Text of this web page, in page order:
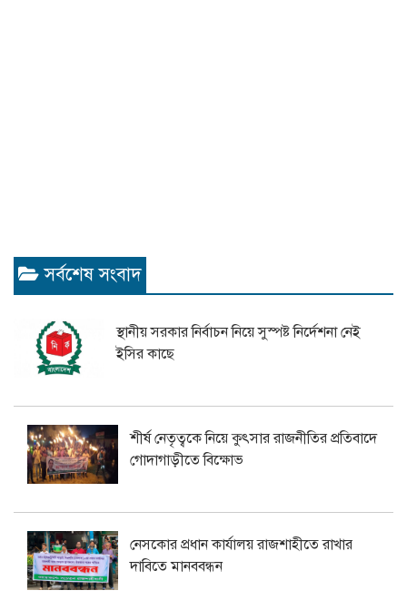
সর্বশেষ সংবাদ
স্থানীয় সরকার নির্বাচন নিয়ে সুস্পষ্ট নির্দেশনা নেই
ইসির কাছে
শীর্ষ নেতৃত্বকে নিয়ে কুৎসার রাজনীতির প্রতিবাদে
গোদাগাড়ীতে বিক্ষোভ
নেসকোর প্রধান কার্যালয় রাজশাহীতে রাখার
দাবিতে মানববন্ধন